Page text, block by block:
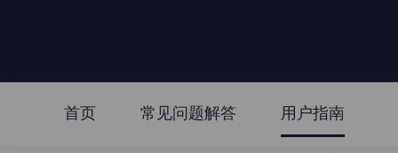
首页 常见问题解答 用户指南